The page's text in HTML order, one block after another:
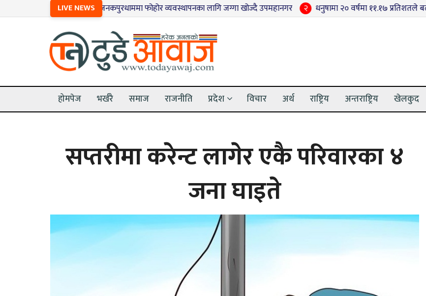
LIVE NEWS
१ जनकपुरधाममा फोहोर व्यवस्थापनका लागि जग्गा खोज्दै उपमहानगर २ धनुषामा २० वर्षमा ११.१७ प्रतिशतले बढ्यो वनक्षेत्र
होमपेज भर्खरै समाज राजनीति प्रदेश विचार अर्थ राष्ट्रिय अन्तराष्ट्रिय खेलकुद
सप्तरीमा करेन्ट लागेर एकै परिवारका ४
जना घाइते